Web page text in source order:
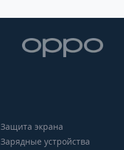
Защита экрана
Зарядные устройства